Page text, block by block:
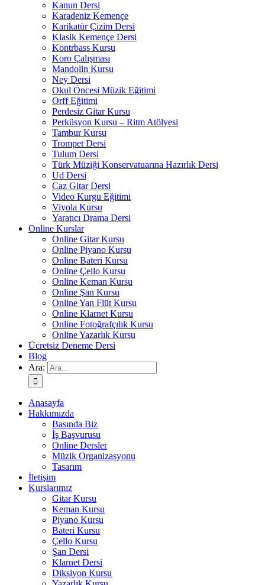
Kanun Dersi
Karadeniz Kemençe
Karikatür Çizim Dersi
Klasik Kemençe Dersi
Kontrbass Kursu
Koro Çalışması
Mandolin Kursu
Ney Dersi
Okul Öncesi Müzik Eğitimi
Orff Eğitimi
Perdesiz Gitar Kursu
Perküsyon Kursu – Ritm Atölyesi
Tambur Kursu
Trompet Dersi
Tulum Dersi
Türk Müziği Konservatuarına Hazırlık Dersi
Ud Dersi
Caz Gitar Dersi
Video Kurgu Eğitimi
Viyola Kursu
Yaratıcı Drama Dersi
Online Kurslar
Online Gitar Kursu
Online Piyano Kursu
Online Bateri Kursu
Online Çello Kursu
Online Keman Kursu
Online Şan Kursu
Online Yan Flüt Kursu
Online Klarnet Kursu
Online Fotoğrafçılık Kursu
Online Yazarlık Kursu
Ücretsiz Deneme Dersi
Blog
Ara:
Anasayfa
Hakkımızda
Basında Biz
İş Başvurusu
Online Dersler
Müzik Organizasyonu
Tasarım
İletişim
Kurslarımız
Gitar Kursu
Keman Kursu
Piyano Kursu
Bateri Kursu
Çello Kursu
Şan Dersi
Klarnet Dersi
Diksiyon Kursu